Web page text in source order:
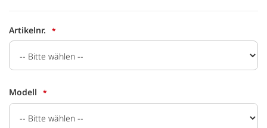
Artikelnr.
Modell